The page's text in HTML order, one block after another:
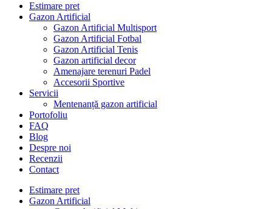
Estimare pret
Gazon Artificial
Gazon Artificial Multisport
Gazon Artificial Fotbal
Gazon Artificial Tenis
Gazon artificial decor
Amenajare terenuri Padel
Accesorii Sportive
Servicii
Mentenanță gazon artificial
Portofoliu
FAQ
Blog
Despre noi
Recenzii
Contact
Estimare pret
Gazon Artificial